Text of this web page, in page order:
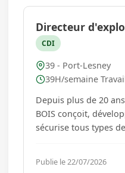
expériment...
Directeur
CDI
39 - Port-Lesney
39H/semaine
Depuis plus de 20
BOIS conçoit,
sécurise tous types
partage ses
Publie le 22/07/2026